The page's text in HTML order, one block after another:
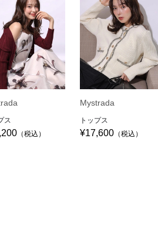
ス
（税込）
Mystrada
トップス
¥17,600 （税込）